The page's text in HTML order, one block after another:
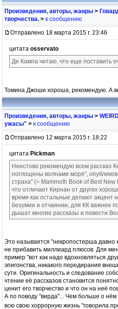
Произведения, авторы, жанры >
творчества. > к сообщению
Отправлено 18 марта 2015 г. 23:46
цитата osservato
Де Кампа читаю, что еще поставить
Томина Джоши хороша, рекомендую. А
Произведения, авторы, жанры >
ужасы" > к сообщению
Отправлено 12 марта 2015 г. 18:22
цитата Pickman
Неистово рекомендую всем рассказ
поглощены волнами моря",
страха" (= Mammoth Book of Best
что отличает Кирнан от других
время как остальные делают акцент
безумии и отчаянии, для КК важнее
дышат многие рассказы и повести
Это называется "некропостерша давно
не прибавить миллиард плюсов. Для
пример "вот как надо вдохновляться
эпигонства, никакого передирания
сути. Оригинальность и следование
чтении её рассказов становится
ценит его творчество и что он на неё
А по поводу "вирда"... Чем больше о
всю свою хоррорную жизнь "говорила